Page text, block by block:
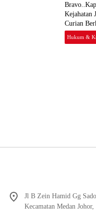
Kejahatan
Curian
Hukum &
Jl B Zein Hamid Gg
Kecamatan Medan